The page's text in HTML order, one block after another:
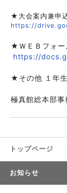
★大会案内兼申
https://
★ＷＥＢフォー
https://
★その他 １年
極真館総本部事
トップページ
お知らせ